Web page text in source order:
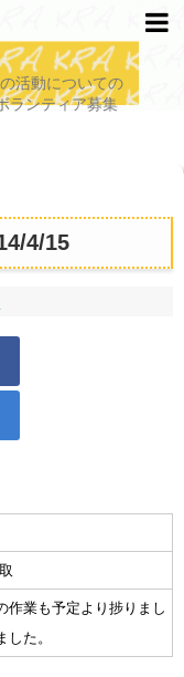
活動についての
ランティア募集
4/15
作業も予定より捗りまし
た。
ア募集 NEW